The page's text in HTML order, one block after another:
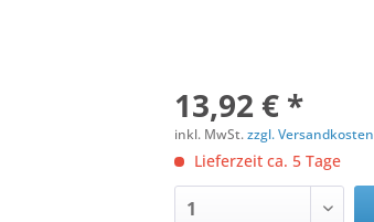
13,92 € *
inkl. MwSt.zzgl. Versandkosten
Lieferzeit ca. 5 Tage